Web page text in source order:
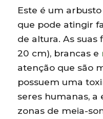
Este é um
que pode atingir
de altura. As suas
20 cm), brancas e
atenção que são
possuem uma
seres humanas, a
zonas de meia-